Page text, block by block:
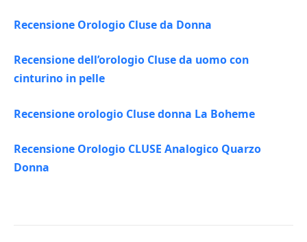
Recensione Orologio Cluse da Donna
Recensione dell’orologio Cluse da uomo con
cinturino in pelle
Recensione orologio Cluse donna La Boheme
Recensione Orologio CLUSE Analogico Quarzo
Donna